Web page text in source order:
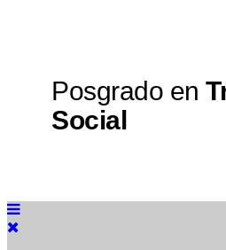
Posgrado en
Social